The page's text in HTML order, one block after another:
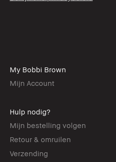
My Bobbi Brown
Mijn Account
Hulp nodig?
Mijn bestelling volgen
Retour & omruilen
Verzending